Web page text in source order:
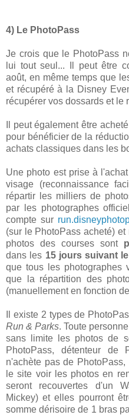
4) Le PhotoPass
Je crois que le PhotoPass
lui tout seul... Il peut être
août, en même temps que
et récupéré à la Disney
récupérer vos dossards et le
Il peut également être
pour bénéficier de la
achats classiques dans les
Une photo est prise à
visage (reconnaissance
répartir les milliers de
par les photographes
compte sur
(sur le PhotoPass acheté)
photos des courses sont
dans les 15 jours suivant
que tous les photographes
que la répartition des
(manuellement en fonction
Il existe 2 types de
Run & Parks. Toute
sans limite les photos de
PhotoPass, détenteur
n'achète pas de
le site voir les photos en
seront recouvertes d'un
Mickey) et elles pourront
somme dérisoire de 1 bras